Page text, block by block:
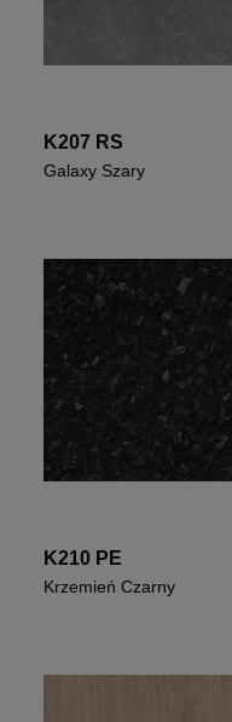
K207 RS
Galaxy Szary
K210 PE
Krzemień Czarny